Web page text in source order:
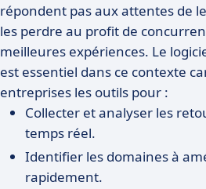
répondent pas aux attentes de
les perdre au profit de
meilleures expériences. Le
est essentiel dans ce contexte
entreprises les outils pour :
Collecter et analyser les
temps réel.
Identifier les domaines à
rapidement.